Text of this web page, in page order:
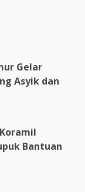
Gelar
Asyik dan
Bantuan